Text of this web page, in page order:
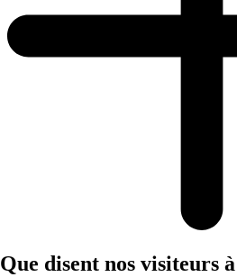
Que disent nos visiteurs